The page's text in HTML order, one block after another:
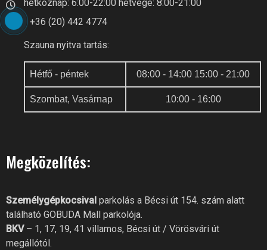
hétköznap: 6:00-22:00 hétvége: 8:00-21:00
+36 (20) 442 4774
Szauna nyitva tartás:
Hétfő - péntek 08:00 - 14:00 15:00 - 21:00
Szombat, Vasárnap 10:00 - 16:00
Megközelítés:
Személygépkocsival parkolás a Bécsi út 154. szám alatt
található GOBUDA Mall parkolója.
BKV– 1, 17, 19, 41 villamos, Bécsi út / Vörösvári út
megállótól.
GOBUDA FITNESS CLUB AI
Online recepció
Szia! Miben segíthetek? Kérdezz
bátran a GoBuda Fitness Club-